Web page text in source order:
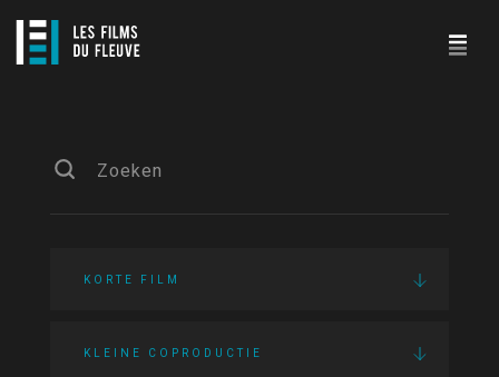
KORTE FILM
KLEINE COPRODUCTIE